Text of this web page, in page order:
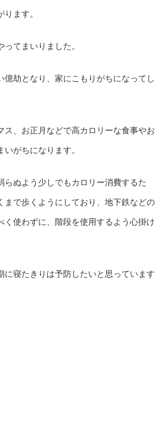
ます。
てまいりました。
億劫となり、家にこもりがちになってし
ス、お正月などで高カロリーな食事やお
がちになります。
らぬよう少しでもカロリー消費するた
まで歩くようにしており、地下鉄などの
く使わずに、階段を使用するよう心掛け
に寝たきりは予防したいと思っています